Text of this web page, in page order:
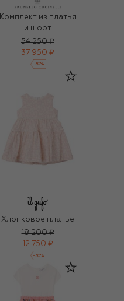
Комплект из платья
и шорт
54 250 ₽
37 950 ₽
-30%
Хлопковое платье
18 200 ₽
12 750 ₽
-30%